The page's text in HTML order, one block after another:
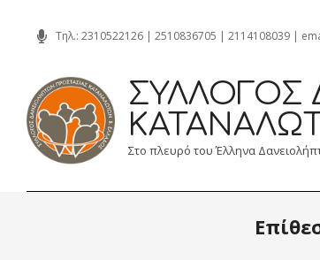
content
Τηλ.: 2310522126 | 2510836705 | 2114108039 |
ΣΎΛΛΟΓΟΣ
Στο πλευρό του Έλληνα